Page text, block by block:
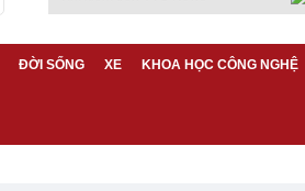
ĐỜI SỐNG XE KHOA HỌC CÔNG NGHỆ